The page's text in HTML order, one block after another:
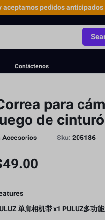
pedidos
Contáctenos
para
de
Accesorios Sku:205186
49.00
单肩相机带 x1 PULUZ多功